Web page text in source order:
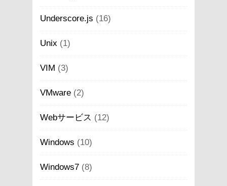
Underscore.js (16)
Unix (1)
VIM (3)
VMware (2)
Webサービス (12)
Windows (10)
Windows7 (8)